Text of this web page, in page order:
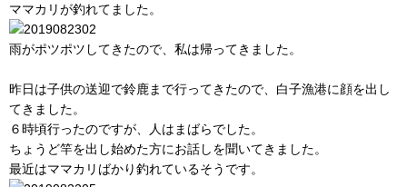
ママカリが釣れてました。
雨がポツポツしてきたので、私は帰ってきました。
昨日は子供の送迎で鈴鹿まで行ってきたので、白子漁港に顔を出し
てきました。
６時頃行ったのですが、人はまばらでした。
ちょうど竿を出し始めた方にお話しを聞いてきました。
最近はママカリばかり釣れているそうです。